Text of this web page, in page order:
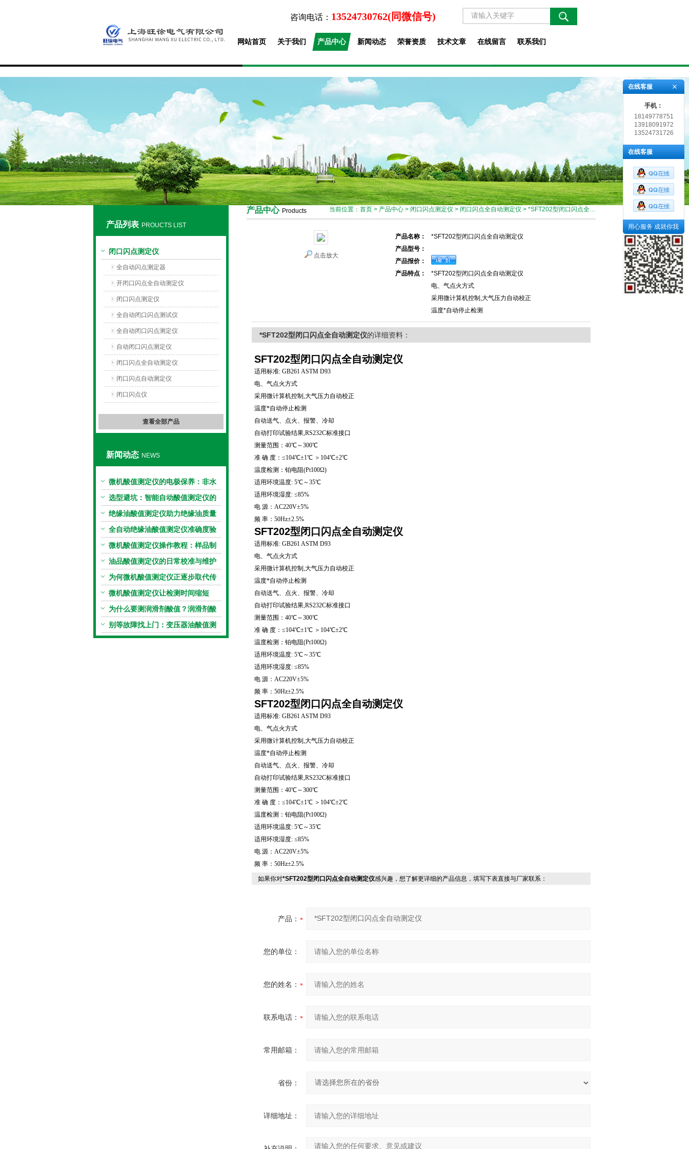
上海旺徐电气有限公司
咨询电话： 13524730762(同微信号)
网站首页 关于我们 产品中心 新闻动态 荣誉资质 技术文章 在线留言 联系我们
产品列表 PROUCTS LIST
闭口闪点测定仪
全自动闪点测定器
开闭口闪点全自动测定仪
闭口闪点测定仪
全自动闭口闪点测试仪
全自动闭口闪点测定仪
自动闭口闪点测定仪
闭口闪点全自动测定仪
闭口闪点自动测定仪
闭口闪点仪
查看全部产品
新闻动态 NEWS
微机酸值测定仪的电极保养：非水
电极的清洗与活化方法
选型避坑：智能自动酸值测定仪的
加热功率与萃取时间关系
绝缘油酸值测定仪助力绝缘油质量
把控，降低设备故障
全自动绝缘油酸值测定仪准确度验
证：标准物质标定步骤
微机酸值测定仪操作教程：样品制
备、参数设置与结果解读
油品酸值测定仪的日常校准与维护
流程
为何微机酸值测定仪正逐步取代传
统手动滴定法？
微机酸值测定仪让检测时间缩短
50%
为什么要测润滑剂酸值？润滑剂酸
值测定法告诉你答案
别等故障找上门：变压器油酸值测
试仪的预警功能
产品中心 Products 当前位置： 首页 > 产品中心 > 闭口闪点测定仪 > 闭口闪点全自动测定仪 > *SFT202型闭口闪点全自动测定仪
点击放大
产品名称：
*SFT202型闭口闪点全自动测定仪
产品型号：
产品报价：
产品特点：
*SFT202型闭口闪点全自动测定仪
电、气点火方式
采用微计算机控制,大气压力自动校正
温度*自动停止检测
*SFT202型闭口闪点全自动测定仪的详细资料：
SFT202型闭口闪点全自动测定仪
适用标准: GB261 ASTM D93
电、气点火方式
采用微计算机控制,大气压力自动校正
温度*自动停止检测
自动送气、点火、报警、冷却
自动打印试验结果,RS232C标准接口
测量范围：40℃～300℃
准 确 度：≤104℃±1℃ ＞104℃±2℃
温度检测：铂电阻(Pt100Ω)
适用环境温度: 5℃～35℃
适用环境湿度: ≤85%
电 源：AC220V±5%
频 率：50Hz±2.5%
SFT202型闭口闪点全自动测定仪
适用标准: GB261 ASTM D93
电、气点火方式
采用微计算机控制,大气压力自动校正
温度*自动停止检测
自动送气、点火、报警、冷却
自动打印试验结果,RS232C标准接口
测量范围：40℃～300℃
准 确 度：≤104℃±1℃ ＞104℃±2℃
温度检测：铂电阻(Pt100Ω)
适用环境温度: 5℃～35℃
适用环境湿度: ≤85%
电 源：AC220V±5%
频 率：50Hz±2.5%
SFT202型闭口闪点全自动测定仪
适用标准: GB261 ASTM D93
电、气点火方式
采用微计算机控制,大气压力自动校正
温度*自动停止检测
自动送气、点火、报警、冷却
自动打印试验结果,RS232C标准接口
测量范围：40℃～300℃
准 确 度：≤104℃±1℃ ＞104℃±2℃
温度检测：铂电阻(Pt100Ω)
适用环境温度: 5℃～35℃
适用环境湿度: ≤85%
电 源：AC220V±5%
频 率：50Hz±2.5%
如果你对*SFT202型闭口闪点全自动测定仪感兴趣，想了解更详细的产品信息，填写下表直接与厂家联系：
产品：
您的单位：
您的姓名：
联系电话：
常用邮箱：
省份：
详细地址：
在线客服
手机：
18149778751
13918091972
13524731726
在线客服
用心服务 成就你我